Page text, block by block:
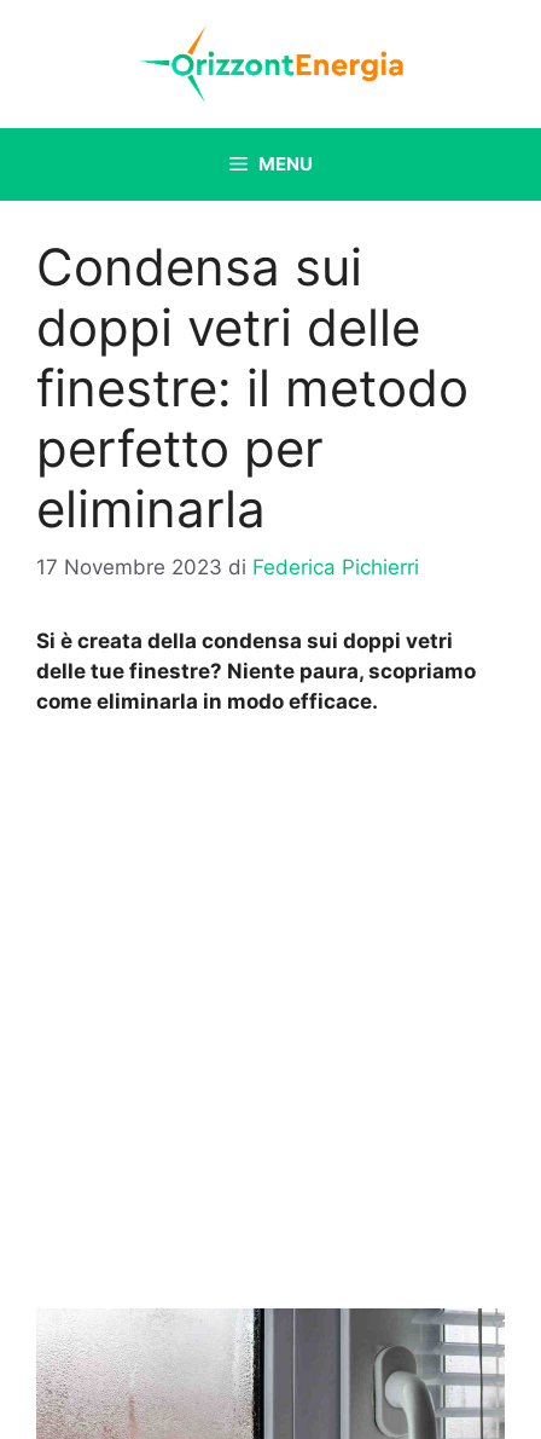
MENU
Condensa sui
doppi vetri delle
finestre: il metodo
perfetto per
eliminarla
17 Novembre 2023 di Federica Pichierri
Si è creata della condensa sui doppi vetri
delle tue finestre? Niente paura, scopriamo
come eliminarla in modo efficace.